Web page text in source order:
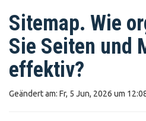
Sitemap. Wie
Sie Seiten und
effektiv?
Geändert am: Fr, 5 Jun, 2026 um